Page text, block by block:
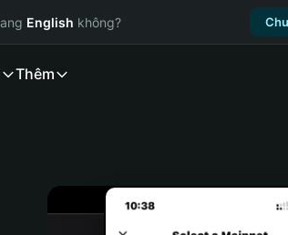
English không?
Thêm